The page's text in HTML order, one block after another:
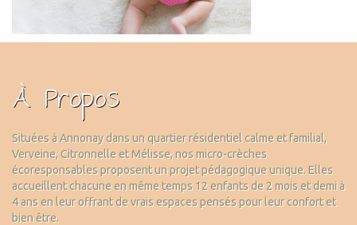
À Propos
Situées à Annonay dans un quartier résidentiel calme et familial,
Verveine, Citronnelle et Mélisse, nos micro-crèches
écoresponsables proposent un projet pédagogique unique. Elles
accueillent chacune en même temps 12 enfants de 2 mois et demi à
4 ans en leur offrant de vrais espaces pensés pour leur confort et
bien être.